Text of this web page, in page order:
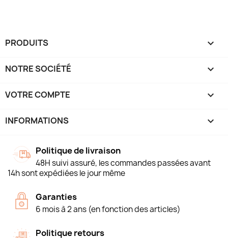
PRODUITS 
NOTRE SOCIÉTÉ 
VOTRE COMPTE 
INFORMATIONS keyboard_arrow_down
Politique de livraison
48H suivi assuré, les commandes passées avant
14h sont expédiées le jour même
Garanties
6 mois à 2 ans (en fonction des articles)
Politique retours